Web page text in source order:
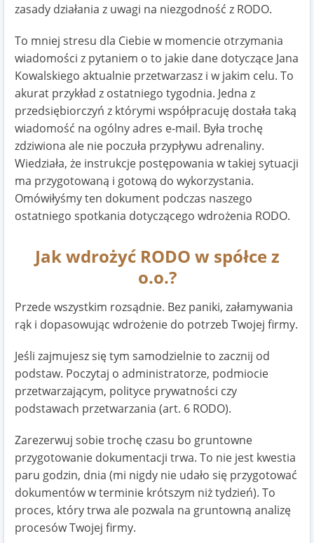
zasady działania z uwagi na niezgodność z RODO.
To mniej stresu dla Ciebie w momencie otrzymania
wiadomości z pytaniem o to jakie dane dotyczące Jana
Kowalskiego aktualnie przetwarzasz i w jakim celu. To
akurat przykład z ostatniego tygodnia. Jedna z
przedsiębiorczyń z którymi współpracuję dostała taką
wiadomość na ogólny adres e-mail. Była trochę
zdziwiona ale nie poczuła przypływu adrenaliny.
Wiedziała, że instrukcje postępowania w takiej sytuacji
ma przygotowaną i gotową do wykorzystania.
Omówiłyśmy ten dokument podczas naszego
ostatniego spotkania dotyczącego wdrożenia RODO.
Jak wdrożyć RODO w spółce z
o.o.?
Przede wszystkim rozsądnie. Bez paniki, załamywania
rąk i dopasowując wdrożenie do potrzeb Twojej firmy.
Jeśli zajmujesz się tym samodzielnie to zacznij od
podstaw. Poczytaj o administratorze, podmiocie
przetwarzającym, polityce prywatności czy
podstawach przetwarzania (art. 6 RODO).
Zarezerwuj sobie trochę czasu bo gruntowne
przygotowanie dokumentacji trwa. To nie jest kwestia
paru godzin, dnia (mi nigdy nie udało się przygotować
dokumentów w terminie krótszym niż tydzień). To
proces, który trwa ale pozwala na gruntowną analizę
procesów Twojej firmy.